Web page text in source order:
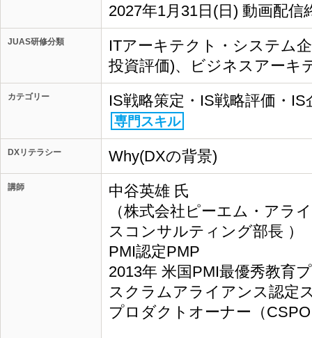
2027年1月31日(日) 動画配信
JUAS研修分類
ITアーキテクト・システム
投資評価)、ビジネスアーキ
カテゴリー IS戦略策定・IS戦略評価・
専門スキル
DXリテラシー Why(DXの背景)
講師
中谷英雄 氏
（株式会社ピーエム・ア
スコンサルティング部長 ）
PMI認定PMP
2013年 米国PMI最優秀教育
スクラムアライアンス認定
プロダクトオーナー（